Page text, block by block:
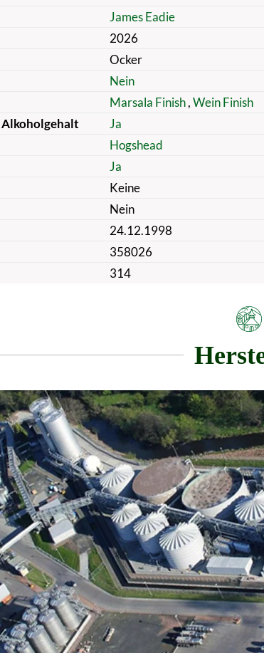
James Eadie
2026
Ocker
Nein
Marsala Finish,Wein Finish
Alkoholgehalt
Ja
Hogshead
Ja
Keine
Nein
24.12.1998
358026
314